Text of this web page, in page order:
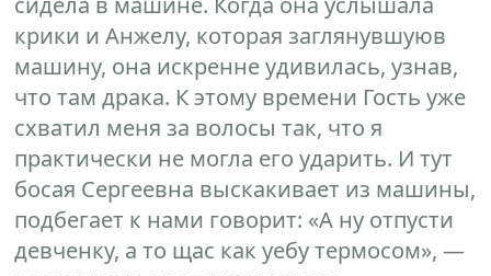
крики и Анжелу, которая заглянувшуюв
машину, она искренне удивилась, узнав,
что там драка. К этому времени Гость уже
схватил меня за волосы так, что я
практически не могла его ударить. И тут
босая Сергеевна выскакивает из машины,
подбегает к нами говорит: «А ну отпусти
девченку, а то щас как уебу термосом», —